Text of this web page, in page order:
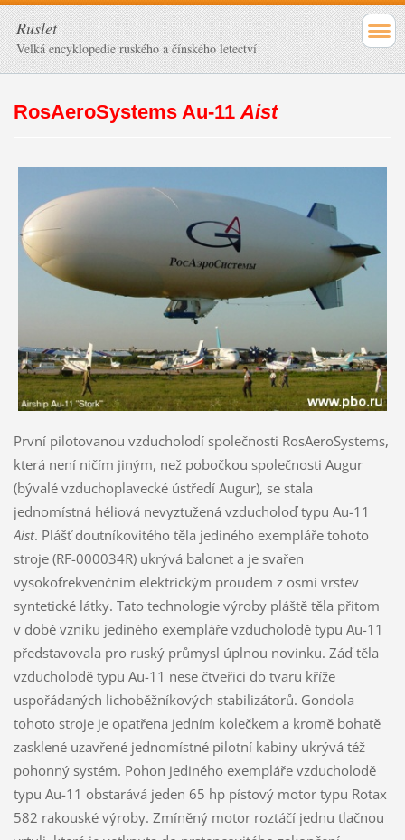
Ruslet
Velká encyklopedie ruského a čínského letectví
RosAeroSystems Au-11 Aist
První pilotovanou vzducholodí společnosti RosAeroSystems,
která není ničím jiným, než pobočkou společnosti Augur
(bývalé vzduchoplavecké ústředí Augur), se stala
jednomístná héliová nevyztužená vzducholoď typu Au-11
Aist. Plášť doutníkovitého těla jediného exempláře tohoto
stroje (RF-000034R) ukrývá balonet a je svařen
vysokofrekvenčním elektrickým proudem z osmi vrstev
syntetické látky. Tato technologie výroby pláště těla přitom
v době vzniku jediného exempláře vzducholodě typu Au-11
představovala pro ruský průmysl úplnou novinku. Záď těla
vzducholodě typu Au-11 nese čtveřici do tvaru kříže
uspořádaných lichoběžníkových stabilizátorů. Gondola
tohoto stroje je opatřena jedním kolečkem a kromě bohatě
zasklené uzavřené jednomístné pilotní kabiny ukrývá též
pohonný systém. Pohon jediného exempláře vzducholodě
typu Au-11 obstarává jeden 65 hp pístový motor typu Rotax
582 rakouské výroby. Zmíněný motor roztáčí jednu tlačnou